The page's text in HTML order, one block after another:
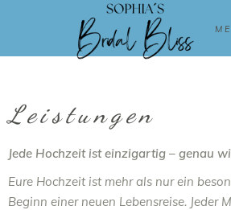
Leistungen
Jede Hochzeit ist einzigartig – genau
Eure Hochzeit ist mehr als nur ein
Beginn einer neuen Lebensreise. Jeder